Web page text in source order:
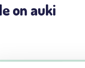
on auki